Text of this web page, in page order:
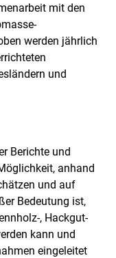
mit den
werden jährlich
und
Berichte und
anhand
und auf
Bedeutung ist,
, Hackgut-
kann und
eingeleitet